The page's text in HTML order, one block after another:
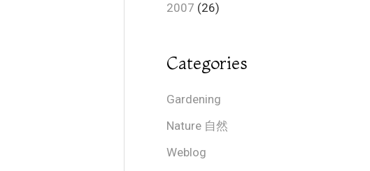
2007 (26)
Categories
Gardening
Nature 自然
Weblog